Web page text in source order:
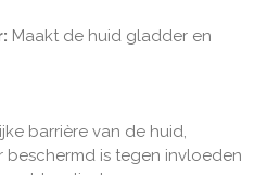
Maakt de huid gladder en
barrière van de huid,
is tegen invloeden